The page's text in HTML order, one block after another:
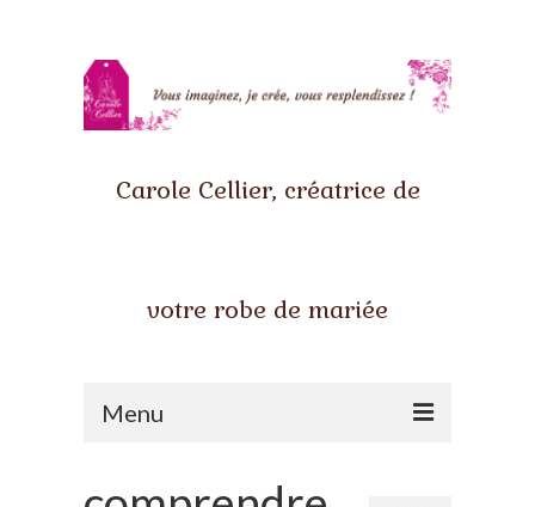
Carole Cellier, créatrice de
votre robe de mariée
Menu